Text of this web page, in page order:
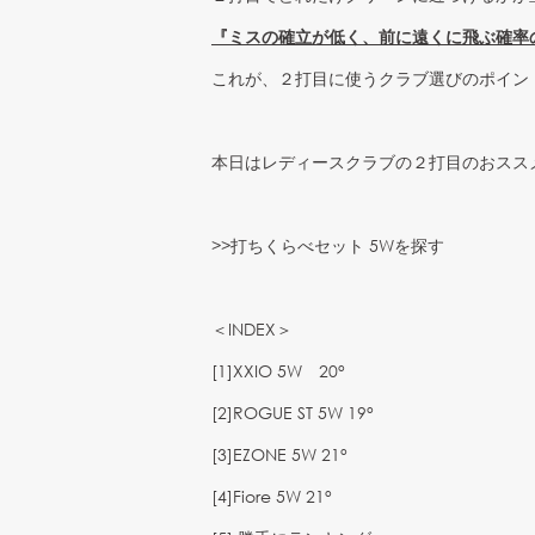
『ミスの確立が低く、前に遠くに飛ぶ確
これが、２打目に使うクラブ選びのポイン
本日はレディースクラブの２打目のおス
>>打ちくらべセット 5Wを探す
＜INDEX＞
[1]XXIO 5W 20°
[2]ROGUE ST 5W 19°
[3]EZONE 5W 21°
[4]Fiore 5W 21°